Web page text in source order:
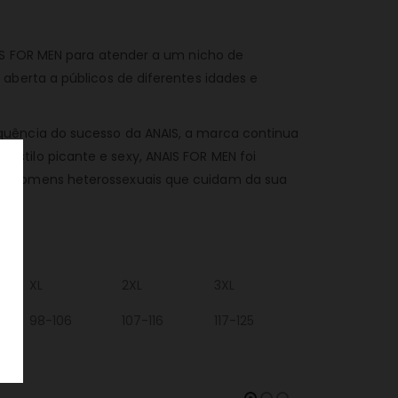
FOR MEN para atender a um nicho de
a públicos de diferentes idades e
do sucesso da ANAIS, a marca continua
picante e sexy, ANAIS FOR MEN foi
heterossexuais que cuidam da sua